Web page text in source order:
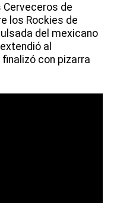
Cerveceros de
los Rockies de
del mexicano
al
con pizarra